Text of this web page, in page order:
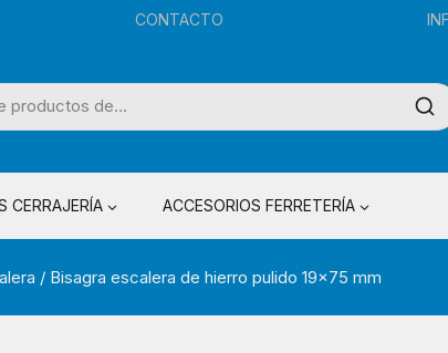
CONTACTO
CERRAJERÍA ACCESORIOS FERRETERÍA
/ Bisagra escalera de hierro pulido 19×75 mm